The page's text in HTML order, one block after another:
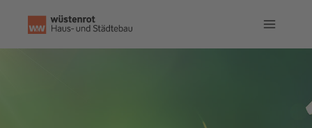
Inhalt
springen